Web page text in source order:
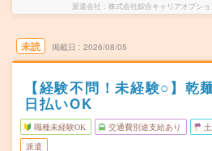
派遣会社 株式会社綜合キャリアオプシ
未読 掲載日 2026/08/05
【経験不問！未経験○】乾
日払いOK
職種未経験OK 交通費別途支給あり
派遣